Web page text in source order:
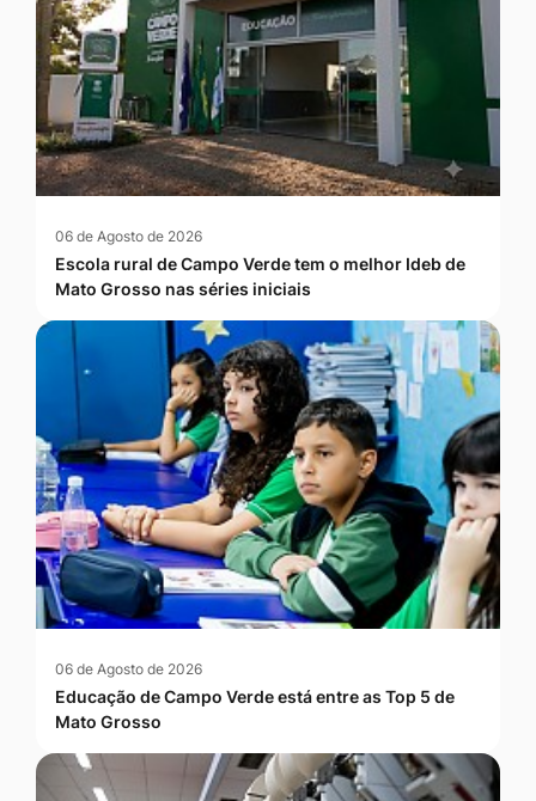
06 de Agosto de 2026
Escola rural de Campo Verde tem o melhor Ideb de
Mato Grosso nas séries iniciais
06 de Agosto de 2026
Educação de Campo Verde está entre as Top 5 de
Mato Grosso